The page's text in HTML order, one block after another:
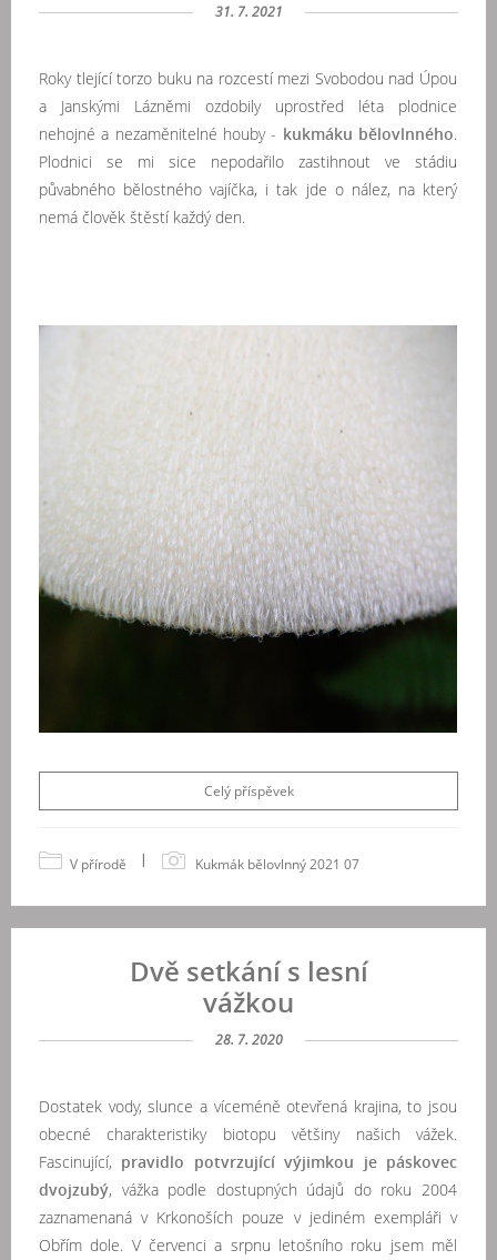
31. 7. 2021
Roky tlející torzo buku na rozcestí mezi Svobodou nad Úpou
a Janskými Lázněmi ozdobily uprostřed léta plodnice
nehojné a nezaměnitelné houby - kukmáku bělovlnného.
Plodnici se mi sice nepodařilo zastihnout ve stádiu
půvabného bělostného vajíčka, i tak jde o nález, na který
nemá člověk štěstí každý den.
Celý příspěvek
V přírodě | Kukmák bělovlnný 2021 07
Dvě setkání s lesní
vážkou
28. 7. 2020
Dostatek vody, slunce a víceméně otevřená krajina, to jsou
obecné charakteristiky biotopu většiny našich vážek.
Fascinující, pravidlo potvrzující výjimkou je páskovec
dvojzubý, vážka podle dostupných údajů do roku 2004
zaznamenaná v Krkonoších pouze v jediném exempláři v
Obřím dole. V červenci a srpnu letošního roku jsem měl